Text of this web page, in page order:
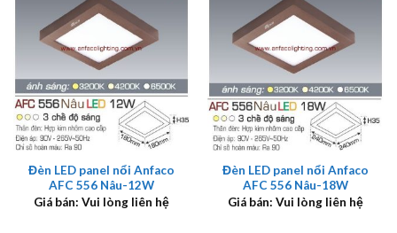
Đèn LED panel nổi Anfaco
AFC 556 Nâu-12W
Giá bán: Vui lòng liên hệ
Đèn LED panel nổi Anfaco
AFC 556 Nâu-18W
Giá bán: Vui lòng liên hệ